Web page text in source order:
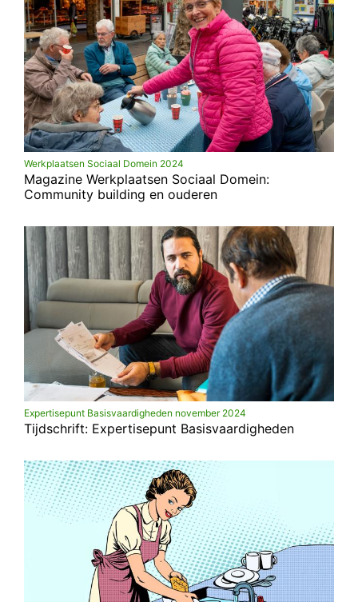
Werkplaatsen Sociaal Domein 2024
Magazine Werkplaatsen Sociaal Domein:
Community building en ouderen
Expertisepunt Basisvaardigheden november 2024
Tijdschrift: Expertisepunt Basisvaardigheden